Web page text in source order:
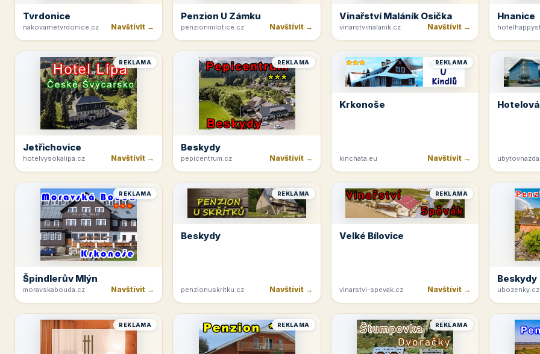
Tvrdonice
nakovarnetvrdonice.cz Navštívit →
Penzion U Zámku
penzionmilotice.cz Navštívit →
Vinařství Maláník Osička
vinarstvimalanik.cz Navštívit →
Hnanice
REKLAMA
Jetřichovice
hotelvysokalipa.cz Navštívit →
REKLAMA
Beskydy
pepicentrum.cz Navštívit →
REKLAMA
Krkonoše
kinchata.eu Navštívit →
REKLAMA
Špindlerův Mlýn
moravskabouda.cz Navštívit →
REKLAMA
Beskydy
penzionuskritku.cz Navštívit →
REKLAMA
Velké Bílovice
vinarstvi-spevak.cz Navštívit →
Beskydy
ubozenky.cz
REKLAMA REKLAMA REKLAMA